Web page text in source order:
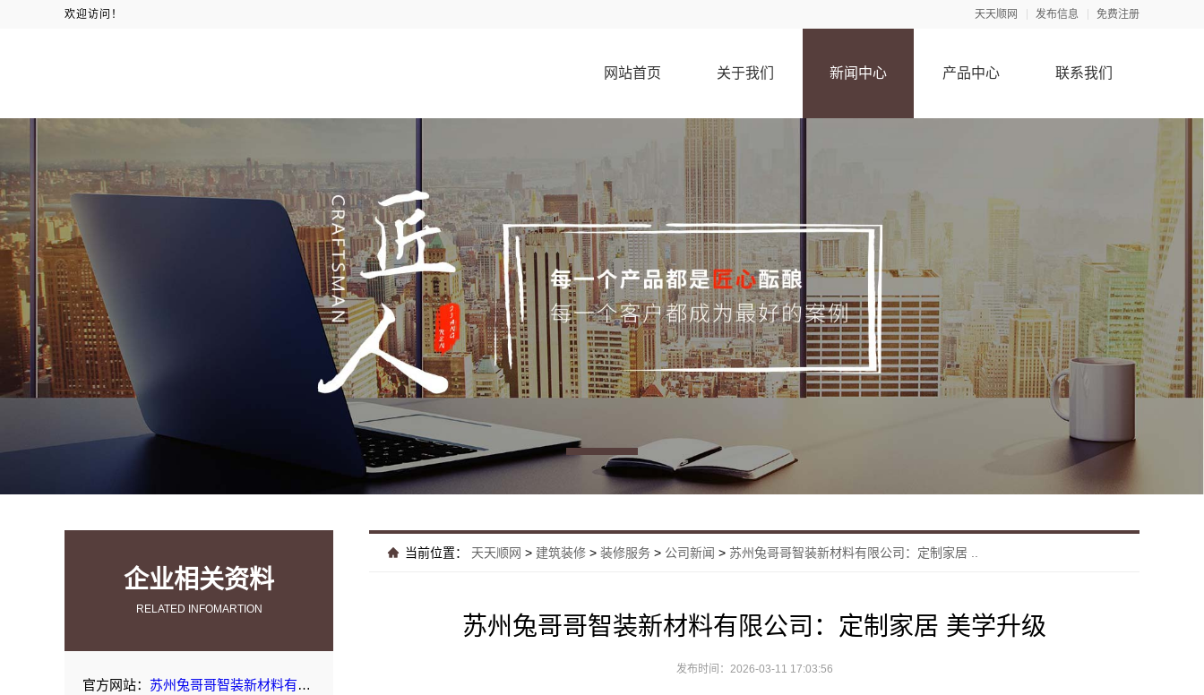
欢迎访问！ 天天顺网 发布信息 免费注册
网站首页 关于我们 新闻中心 产品中心 联系我们
企业相关资料
RELATED INFOMARTION
官方网站： 苏州兔哥哥智装新材料有限公司
当前位置： 天天顺网 > 建筑装修 > 装修服务 > 公司新闻 > 苏州兔哥哥智装新材料有限公司：定制家居 ..
苏州兔哥哥智装新材料有限公司：定制家居 美学升级
发布时间：2026-03-11 17:03:56